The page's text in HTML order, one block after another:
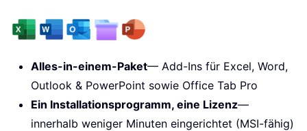
Alles-in-einem-Paket— Add-Ins für Excel, Word,
Outlook & PowerPoint sowie Office Tab Pro
Ein Installationsprogramm, eine Lizenz—
innerhalb weniger Minuten eingerichtet (MSI-fähig)